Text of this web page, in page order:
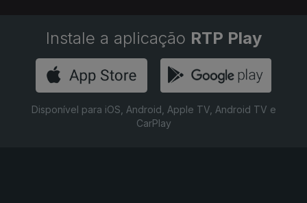
Instale a aplicação RTP Play
Disponível para iOS, Android, Apple TV, Android TV e
CarPlay